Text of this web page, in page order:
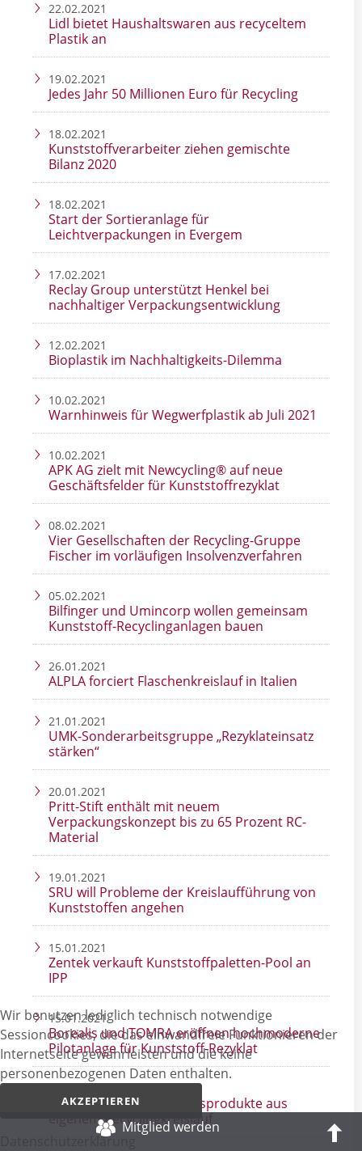
22.02.2021
Lidl bietet Haushaltswaren aus recyceltem
Plastik an
19.02.2021
Jedes Jahr 50 Millionen Euro für Recycling
18.02.2021
Kunststoffverarbeiter ziehen gemischte
Bilanz 2020
18.02.2021
Start der Sortieranlage für
Leichtverpackungen in Evergem
17.02.2021
Reclay Group unterstützt Henkel bei
nachhaltiger Verpackungsentwicklung
12.02.2021
Bioplastik im Nachhaltigkeits-Dilemma
10.02.2021
Warnhinweis für Wegwerfplastik ab Juli 2021
10.02.2021
APK AG zielt mit Newcycling® auf neue
Geschäftsfelder für Kunststoffrezyklat
08.02.2021
Vier Gesellschaften der Recycling-Gruppe
Fischer im vorläufigen Insolvenzverfahren
05.02.2021
Bilfinger und Umincorp wollen gemeinsam
Kunststoff-Recyclinganlagen bauen
26.01.2021
ALPLA forciert Flaschenkreislauf in Italien
21.01.2021
UMK-Sonderarbeitsgruppe „Rezyklateinsatz
stärken“
20.01.2021
Pritt-Stift enthält mit neuem
Verpackungskonzept bis zu 65 Prozent RC-
Material
19.01.2021
SRU will Probleme der Kreislaufführung von
Kunststoffen angehen
15.01.2021
Zentek verkauft Kunststoffpaletten-Pool an
IPP
15.01.2021
Borealis und TOMRA eröffnen hochmoderne
Pilotanlage für Kunststoff-Rezyklat
Kaufland bietet Haushaltsprodukte aus
eigenem Recyclingkreislauf
Mitglied werden
Wir benutzen lediglich technisch notwendige
Sessioncookies, die das einwandfreie Funktionieren der
Internetseite gewährleisten und die keine
personenbezogenen Daten enthalten.
AKZEPTIEREN
Datenschutz­erklärung